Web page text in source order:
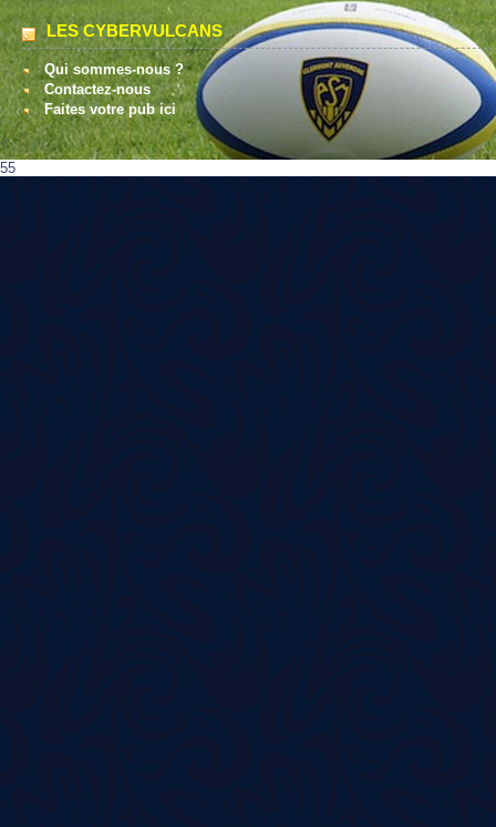
LES CYBERVULCANS
Qui sommes-nous ?
Contactez-nous
Faites votre pub ici
55